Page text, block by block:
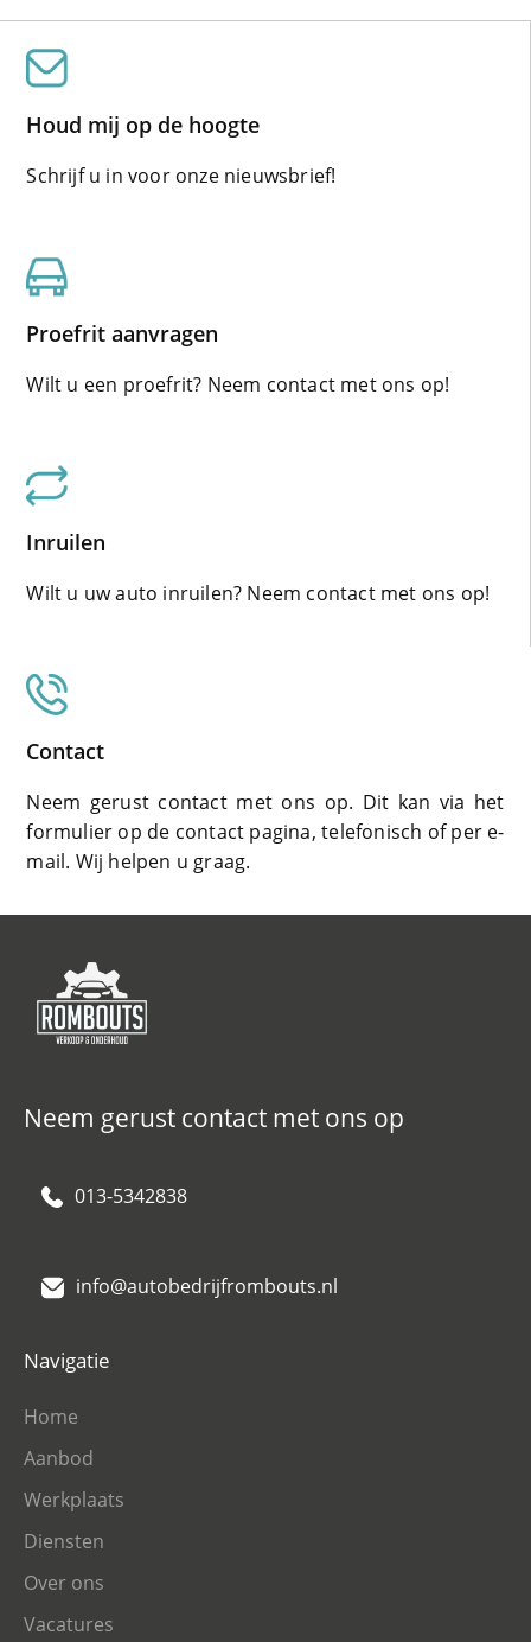
Houd mij op de hoogte
Schrijf u in voor onze nieuwsbrief!
Proefrit aanvragen
Wilt u een proefrit? Neem contact met ons op!
Inruilen
Wilt u uw auto inruilen? Neem contact met ons op!
Contact
Neem gerust contact met ons op. Dit kan via het
formulier op de contact pagina, telefonisch of per e-
mail. Wij helpen u graag.
Neem gerust contact met ons op
013-5342838
info@autobedrijfrombouts.nl
Navigatie
Home
Aanbod
Werkplaats
Diensten
Over ons
Vacatures